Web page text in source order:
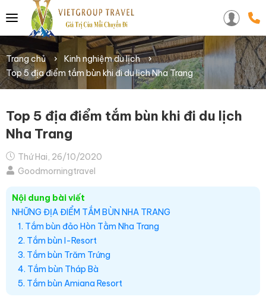
Trang chủ
Kinh nghiệm du lịch
Top 5 địa điểm tắm bùn khi đi du lịch Nha Trang
Top 5 địa điểm tắm bùn khi đi du lịch
Nha Trang
Thứ Hai, 26/10/2020
Goodmorningtravel
Nội dung bài viết
NHỮNG ĐỊA ĐIỂM TẮM BÙN NHA TRANG
1. Tắm bùn đảo Hòn Tằm Nha Trang
2. Tắm bùn I-Resort
3. Tắm bùn Trăm Trứng
4. Tắm bùn Tháp Bà
5. Tắm bùn Amiana Resort